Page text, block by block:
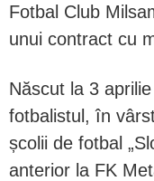
Fotbal Club
unui contract cu
Născut la 3
fotbalistul, în
școlii de fotbal
anterior la FK